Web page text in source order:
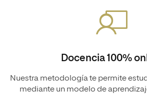
Docencia 100%
Nuestra metodología te permite
mediante un modelo de